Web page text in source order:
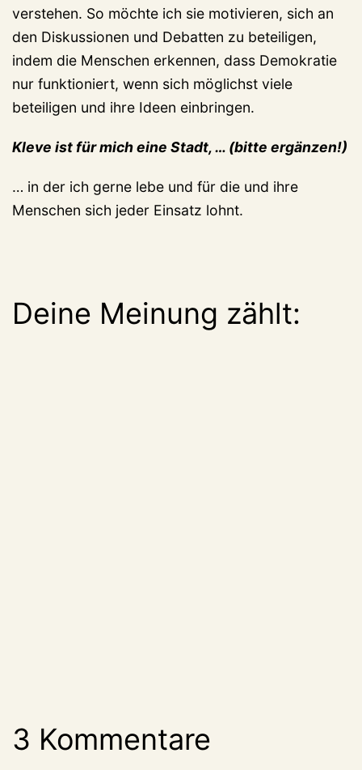
verstehen. So möchte ich sie motivieren, sich an
den Diskussionen und Debatten zu beteiligen,
indem die Menschen erkennen, dass Demokratie
nur funktioniert, wenn sich möglichst viele
beteiligen und ihre Ideen einbringen.
Kleve ist für mich eine Stadt, … (bitte ergänzen!)
… in der ich gerne lebe und für die und ihre
Menschen sich jeder Einsatz lohnt.
Deine Meinung zählt:
3 Kommentare